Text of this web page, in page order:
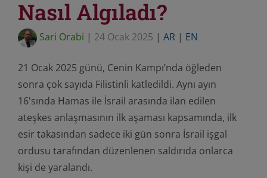
Nasıl Algıladı?
Sari Orabi | 24 Ocak 2025 | AR | EN
21 Ocak 2025 günü, Cenin Kampı’nda öğleden
sonra çok sayıda Filistinli katledildi. Aynı ayın
16'sında Hamas ile İsrail arasında ilan edilen
ateşkes anlaşmasının ilk aşaması kapsamında, ilk
esir takasından sadece iki gün sonra İsrail işgal
ordusu tarafından düzenlenen saldırıda onlarca
kişi de yaralandı.